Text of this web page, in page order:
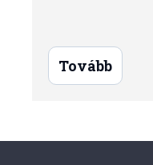
Tovább